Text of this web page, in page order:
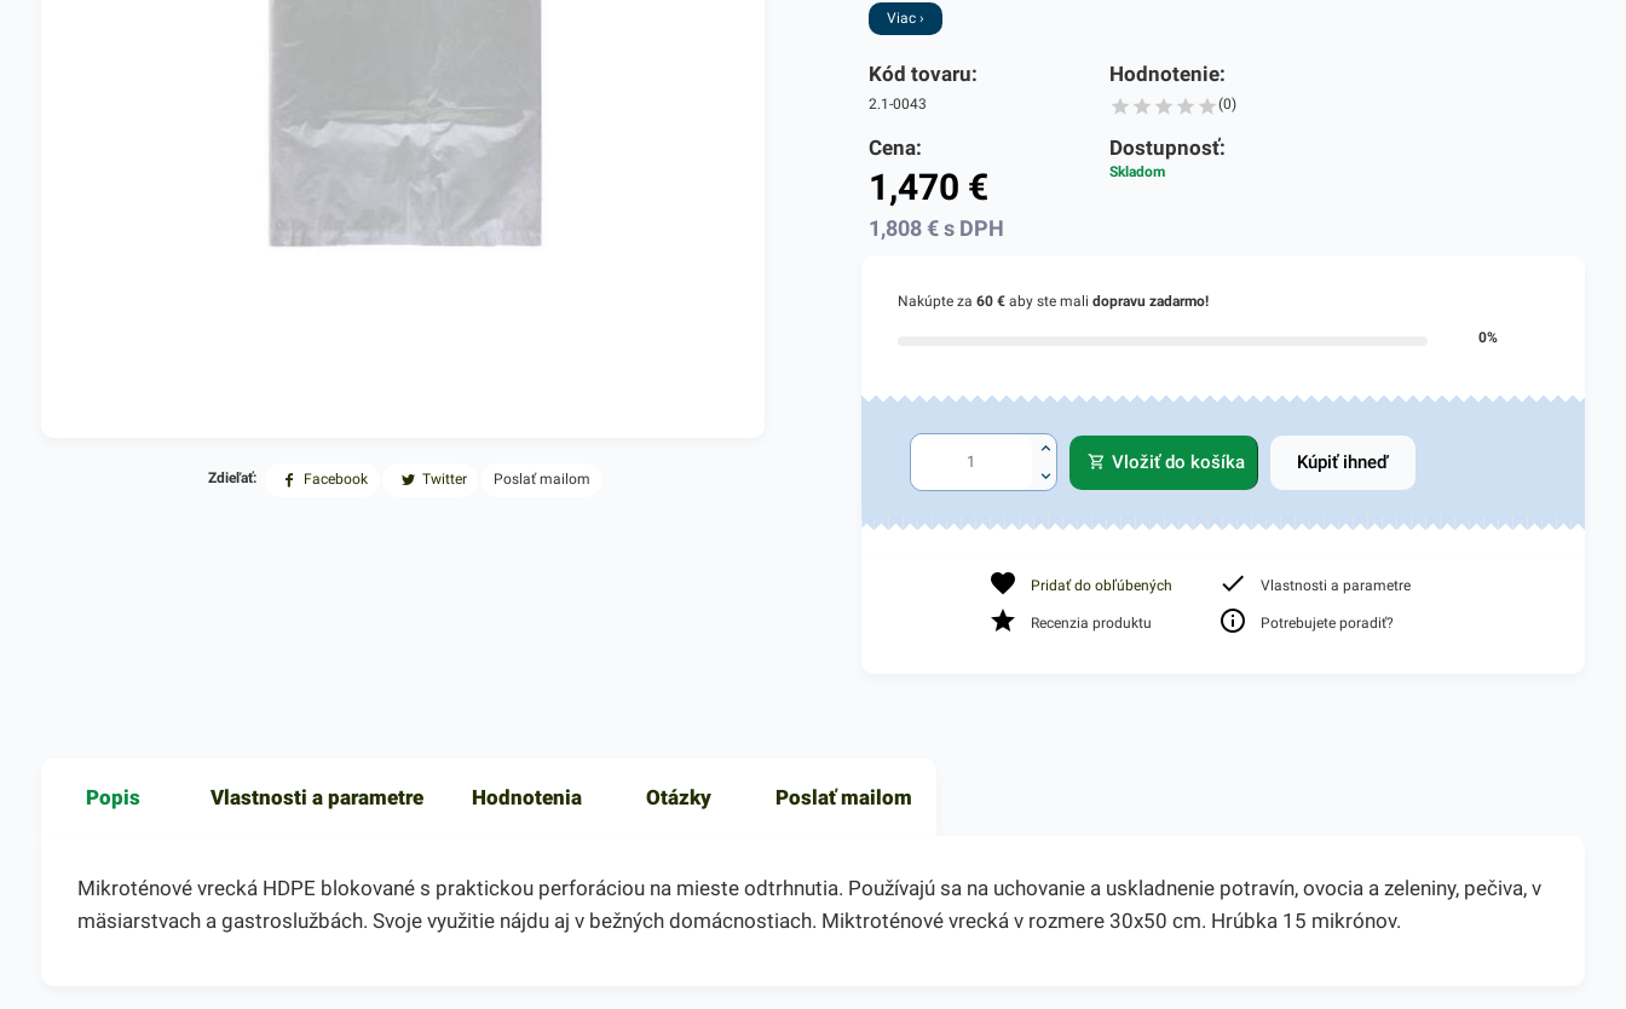
Zdieľať: Facebook Twitter Poslať mailom
Viac ›
Kód tovaru:
2.1-0043
Hodnotenie:
(0)
Cena:
1,470 €
1,808€s DPH
Dostupnosť:
Skladom
Nakúpte za 60 €aby ste mali dopravu zadarmo!
0%
Vložiť do košíka Kúpiť ihneď
Pridať do obľúbených Vlastnosti a parametre
Recenzia produktu Potrebujete poradiť?
Popis Vlastnosti a parametre Hodnotenia Otázky Poslať mailom
Mikroténové vrecká HDPE blokované s praktickou perforáciou na mieste odtrhnutia. Používajú sa na uchovanie a uskladnenie potravín, ovocia a zeleniny, pečiva, v
mäsiarstvach a gastroslužbách. Svoje využitie nájdu aj v bežných domácnostiach. Miktroténové vrecká v rozmere 30x50 cm. Hrúbka 15 mikrónov.